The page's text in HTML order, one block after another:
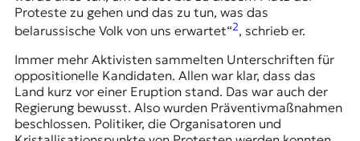
Proteste zu gehen und das zu tun, was das
belarussische Volk von uns erwartet“2, schrieb er.
Immer mehr Aktivisten sammelten Unterschriften für
oppositionelle Kandidaten. Allen war klar, dass das
Land kurz vor einer Eruption stand. Das war auch der
Regierung bewusst. Also wurden Präventivmaßnahmen
beschlossen. Politiker, die Organisatoren und